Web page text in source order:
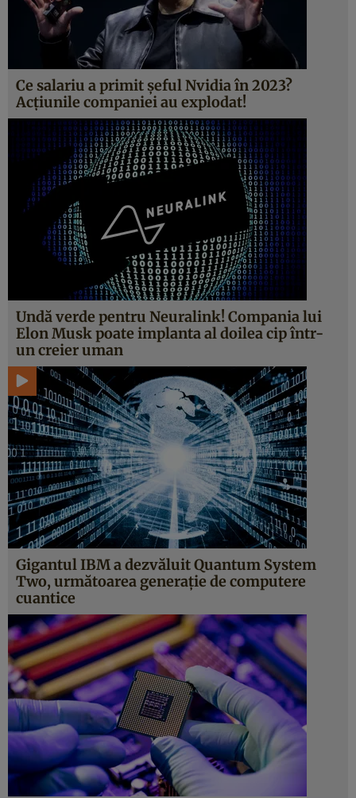
Ce salariu a primit șeful Nvidia în 2023?
Acțiunile companiei au explodat!
Undă verde pentru Neuralink! Compania lui
Elon Musk poate implanta al doilea cip într-
un creier uman
Gigantul IBM a dezvăluit Quantum System
Two, următoarea generație de computere
cuantice